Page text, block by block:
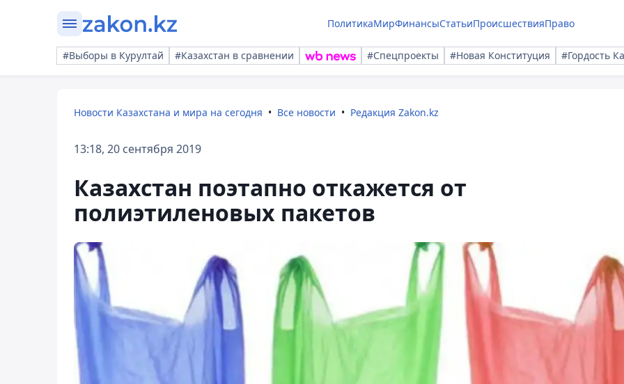
ПолитикаМирФинансыСтатьиПроисшествияПраво
#Выборы в Курултай #Казахстан в сравнении #Спецпроекты #Новая Конституция #Гордость
Новости Казахстана и мира на сегодня Все новости Редакция Zakon.kz
13:18, 20 сентября 2019
Казахстан поэтапно откажется от
полиэтиленовых пакетов